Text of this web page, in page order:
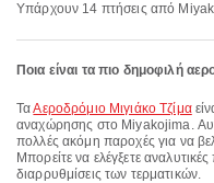
Υπάρχουν 14 πτήσεις από
Ποια είναι τα πιο δημοφιλή
ΤαΑεροδρόμιο Μιγιάκο Τζίμα
αναχώρησης στο Miyakojima.
πολλές ακόμη παροχές για να
Μπορείτε να ελέγξετε
διαρρυθμίσεις των τερματικών.